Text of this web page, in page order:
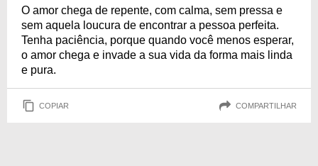
O amor chega de repente, com calma, sem pressa e
sem aquela loucura de encontrar a pessoa perfeita.
Tenha paciência, porque quando você menos esperar,
o amor chega e invade a sua vida da forma mais linda
e pura.
COPIAR COMPARTILHAR